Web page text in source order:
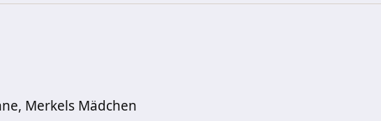
Merkels Mädchen